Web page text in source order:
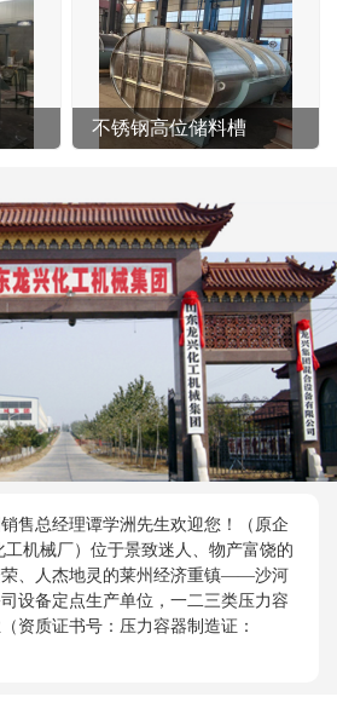
不锈钢高位储料槽
售总经理谭学洲先生欢迎您！（原企
机械厂）位于景致迷人、物产富饶的
荣、人杰地灵的莱州经济重镇——沙河
设备定点生产单位，一二三类压力容
资质证书号：压力容器制造证：